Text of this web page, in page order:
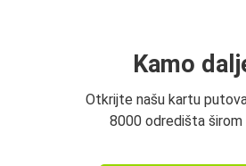
Kamo
Otkrijte našu kartu
8000 odredišta širom